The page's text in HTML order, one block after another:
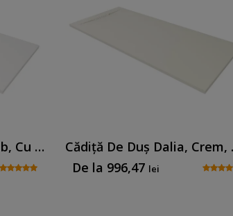
Cădiță De Duș Dalia, Alb, Cu Sifon Inclus
De la 996,47 lei